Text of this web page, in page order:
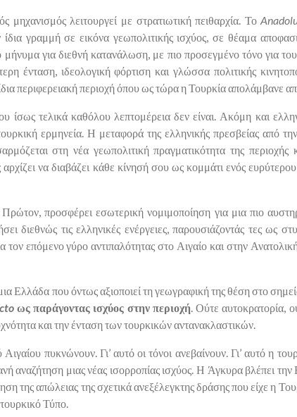
μηχανισμός λειτουργεί με στρατιωτική πειθαρχία. Το
ίδια γραμμή σε εικόνα γεωπολιτικής ισχύος, σε θέαμα
μήνυμα για διεθνή κατανάλωση, με πιο προσεγμένο τόνο για
ένταση, ιδεολογική φόρτιση και γλώσσα πολιτικής
περιφερειακή περιοχή όπου ως τώρα η Τουρκία απολάμβανε
ίσως τελικά καθόλου λεπτομέρεια δεν είναι. Ακόμη και
ερμηνεία. Η μεταφορά της ελληνικής πρεσβείας από
στη νέα γεωπολιτική πραγματικότητα της περιοχής
να διαβάζει κάθε κίνησή σου ως κομμάτι ενός ευρύτερου
προσφέρει εσωτερική νομιμοποίηση για μια πιο
διεθνώς τις ελληνικές ενέργειες, παρουσιάζοντάς τες ως
τον επόμενο γύρο αντιπαλότητας στο Αιγαίο και στην
Ελλάδα που όντως αξιοποιεί τη γεωγραφική της θέση στο
ως παράγοντας ισχύος στην περιοχή. Ούτε αυτοκρατορία,
και την ένταση των τουρκικών αντανακλαστικών.
πυκνώνουν. Γι’ αυτό οι τόνοι ανεβαίνουν. Γι’ αυτό η
αναζήτηση μιας νέας ισορροπίας ισχύος. Η Άγκυρα βλέπει
της απώλειας της σχετικά ανεξέλεγκτης δράσης που είχε η
Τύπο.